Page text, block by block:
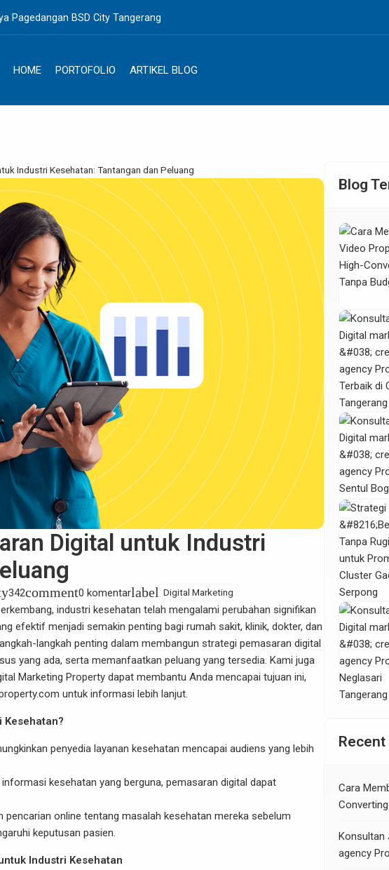
Pagedangan BSD City Tangerang
HOME PORTOFOLIO ARTIKEL BLOG
Industri Kesehatan: Tantangan dan Peluang
Digital untuk Industri
342comment0 komentarlabel Digital Marketing
industri kesehatan telah mengalami perubahan signifikan
efektif menjadi semakin penting bagi rumah sakit, klinik, dokter, dan
langkah penting dalam membangun strategi pemasaran digital
yang ada, serta memanfaatkan peluang yang tersedia. Kami juga
Marketing Property dapat membantu Anda mencapai tujuan ini,
untuk informasi lebih lanjut.
Kesehatan?
penyedia layanan kesehatan mencapai audiens yang lebih
kesehatan yang berguna, pemasaran digital dapat
pencarian online tentang masalah kesehatan mereka sebelum
keputusan pasien.
Industri Kesehatan
Blog
Cara
Konsultan
agency